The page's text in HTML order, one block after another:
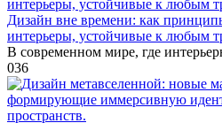
Дизайн вне времени: как
интерьеры, устойчивые к любым
В современном мире, где
036